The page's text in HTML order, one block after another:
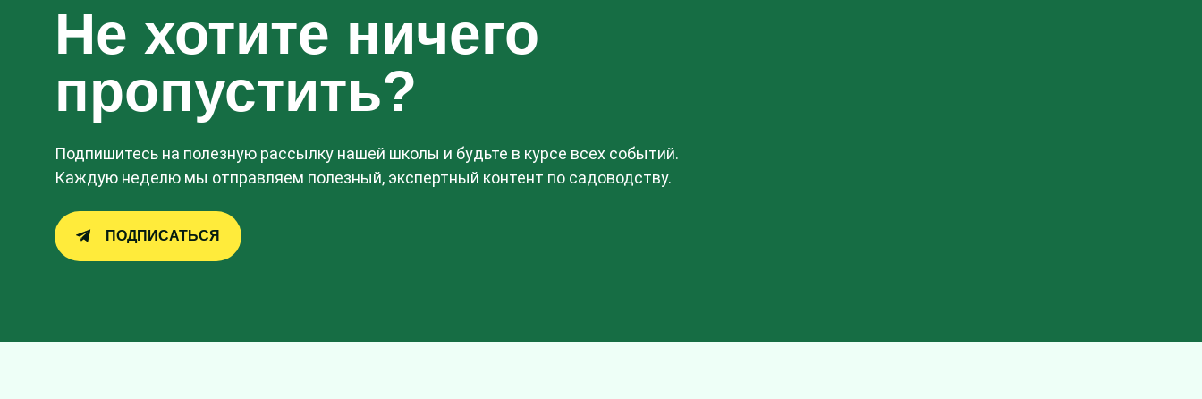
Не хотите ничего
пропустить?
Подпишитесь на полезную рассылку нашей школы и будьте в курсе всех событий.
Каждую неделю мы отправляем полезный, экспертный контент по садоводству.
ПОДПИСАТЬСЯ